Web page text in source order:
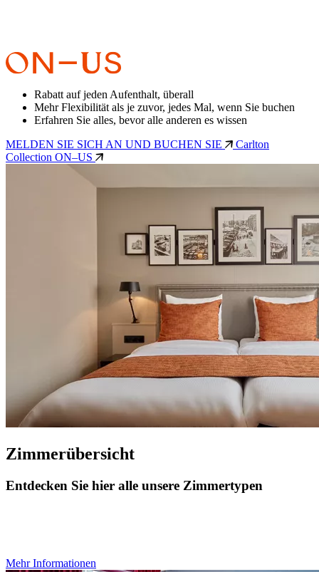
Rabatt auf jeden Aufenthalt, überall
Mehr Flexibilität als je zuvor, jedes Mal, wenn Sie buchen
Erfahren Sie alles, bevor alle anderen es wissen
MELDEN SIE SICH AN UND BUCHEN SIE
Carlton
Collection ON–US
Zimmerübersicht
Entdecken Sie hier alle unsere Zimmertypen
Mehr Informationen